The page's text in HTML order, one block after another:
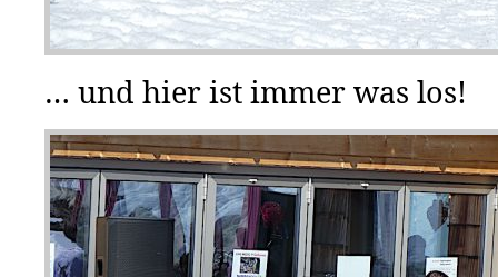
… und hier ist immer was los!